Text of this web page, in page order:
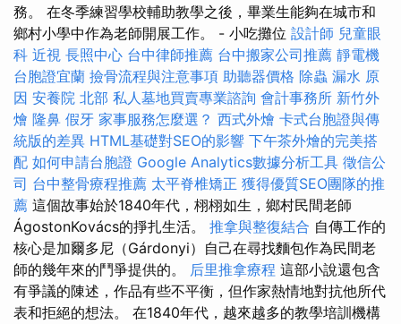
務。 在冬季練習學校輔助教學之後，畢業生能夠在城市和
鄉村小學中作為老師開展工作。 - 小吃攤位 設計師 兒童眼
科 近視 長照中心 台中律師推薦 台中搬家公司推薦 靜電機
台胞證宜蘭 撿骨流程與注意事項 助聽器價格 除蟲 漏水 原
因 安養院 北部 私人墓地買賣專業諮詢 會計事務所 新竹外
燴 隆鼻 假牙 家事服務怎麼選？ 西式外燴 卡式台胞證與傳
統版的差異 HTML基礎對SEO的影響 下午茶外燴的完美搭
配 如何申請台胞證 Google Analytics數據分析工具 徵信公
司 台中整骨療程推薦 太平脊椎矯正 獲得優質SEO團隊的推
薦 這個故事始於1840年代，栩栩如生，鄉村民間老師
ÁgostonKovács的掙扎生活。 推拿與整復結合 自傳工作的
核心是加爾多尼（Gárdonyi）自己在尋找麵包作為民間老
師的幾年來的鬥爭提供的。 后里推拿療程 這部小說還包含
有爭議的陳述，作品有些不平衡，但作家熱情地對抗他所代
表和拒絕的想法。 在1840年代，越來越多的教學培訓機構